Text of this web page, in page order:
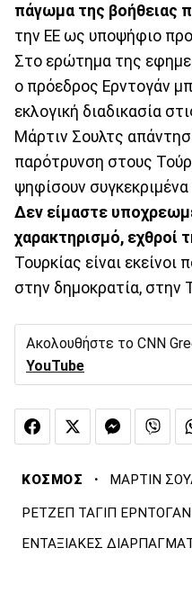
πάγωμα της βοήθειας
την ΕΕ ως υποψήφιο
Στο ερώτημα της
ο πρόεδρος Ερντογάν
εκλογική διαδικασία
Μάρτιν Σουλτς
παρότρυνση στους
ψηφίσουν
Δεν είμαστε
χαρακτηρισμό, εχθροί
Τουρκίας είναι εκείνοι
στην δημοκρατία, στην
Ακολουθήστε το CNN
YouTube
ΚΟΣΜΟΣ · ΜΑΡΤΙΝ
ΡΕΤΖΕΠ ΤΑΓΙΠ ΕΡΝΤΟΓΑΝ
ΕΝΤΑΞΙΑΚΕΣ